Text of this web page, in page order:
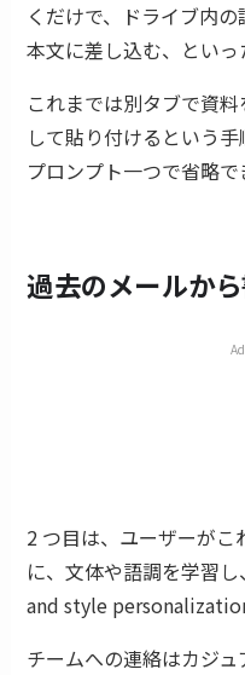
くだけで、ドライブ内
本文に差し込む、といっ
これまでは別タブで資
して貼り付けるという
プロンプト一つで省略で
過去のメールか
2 つ目は、ユーザーがこ
に、文体や語調を学習
and style personalization
チームへの連絡はカジ